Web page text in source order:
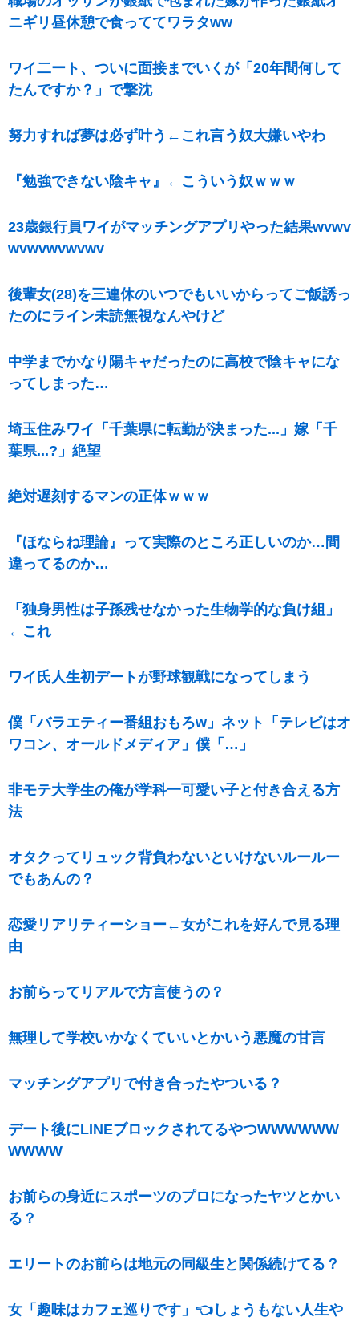
ニギリ昼休憩で食っててワラタww
ワイ二ート、ついに面接までいくが「20年間何して
たんですか？」で撃沈
努力すれば夢は必ず叶う←これ言う奴大嫌いやわ
『勉強できない陰キャ』←こういう奴ｗｗｗ
23歳銀行員ワイがマッチングアプリやった結果wvwv
wvwvwvwvwv
後輩女(28)を三連休のいつでもいいからってご飯誘っ
たのにライン未読無視なんやけど
中学までかなり陽キャだったのに高校で陰キャにな
ってしまった…
埼玉住みワイ「千葉県に転勤が決まった...」嫁「千
葉県...?」絶望
絶対遅刻するマンの正体ｗｗｗ
『ほならね理論』って実際のところ正しいのか…間
違ってるのか…
「独身男性は子孫残せなかった生物学的な負け組」
←これ
ワイ氏人生初デートが野球観戦になってしまう
僕「バラエティー番組おもろw」ネット「テレビはオ
ワコン、オールドメディア」僕「…」
非モテ大学生の俺が学科一可愛い子と付き合える方
法
オタクってリュック背負わないといけないルールー
でもあんの？
恋愛リアリティーショー←女がこれを好んで見る理
由
お前らってリアルで方言使うの？
無理して学校いかなくていいとかいう悪魔の甘言
マッチングアプリで付き合ったやついる？
デート後にLINEブロックされてるやつWWWWWW
WWWW
お前らの身近にスポーツのプロになったヤツとかい
る？
エリートのお前らは地元の同級生と関係続けてる？
女「趣味はカフェ巡りです」👈しょうもない人生や